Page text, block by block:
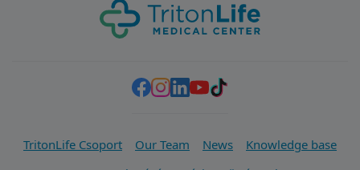
TritonLife Csoport Our Team News
Knowledge base